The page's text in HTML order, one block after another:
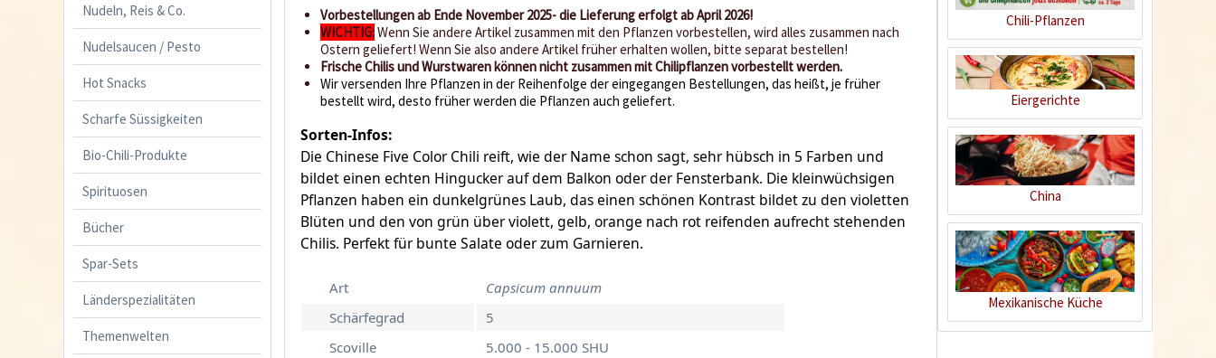
Nudeln, Reis & Co.
Nudelsaucen / Pesto
Hot Snacks
Scharfe Süssigkeiten
Bio-Chili-Produkte
Spirituosen
Bücher
Spar-Sets
Länderspezialitäten
Themenwelten
Vorbestellungen ab Ende November 2025- die Lieferung erfolgt ab April 2026!
WICHTIG:Wenn Sie andere Artikel zusammen mit den Pflanzen vorbestellen, wird alles zusammen nach
Ostern geliefert! Wenn Sie also andere Artikel früher erhalten wollen, bitte separat bestellen!
Frische Chilis und Wurstwaren können nicht zusammen mit Chilipflanzen vorbestellt werden.
Wir versenden Ihre Pflanzen in der Reihenfolge der eingegangen Bestellungen, das heißt, je früher
bestellt wird, desto früher werden die Pflanzen auch geliefert.
Sorten-Infos:
Die Chinese Five Color Chili reift, wie der Name schon sagt, sehr hübsch in 5 Farben und
bildet einen echten Hingucker auf dem Balkon oder der Fensterbank. Die kleinwüchsigen
Pflanzen haben ein dunkelgrünes Laub, das einen schönen Kontrast bildet zu den violetten
Blüten und den von grün über violett, gelb, orange nach rot reifenden aufrecht stehenden
Chilis. Perfekt für bunte Salate oder zum Garnieren.
Art
Capsicum annuum
Schärfegrad
5
Scoville
5.000 - 15.000 SHU
Inhalt0.5 Liter(21,98 € * / 1 Liter)
10,99 € *
Jetzt bestellen
Charly Chili -
Pflanztopf Grau
Chili-Pflanzen
Eiergerichte
China
Mexikanische Küche